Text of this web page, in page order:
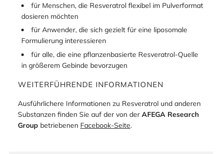
für Menschen, die Resveratrol flexibel im Pulverformat
dosieren möchten
für Anwender, die sich gezielt für eine liposomale
Formulierung interessieren
für alle, die eine pflanzenbasierte Resveratrol-Quelle
in größerem Gebinde bevorzugen
WEITERFÜHRENDE INFORMATIONEN
Ausführlichere Informationen zu Resveratrol und anderen
Substanzen finden Sie auf der von der AFEGA Research
Group betriebenen Facebook-Seite.